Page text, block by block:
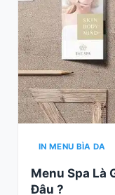
IN MENU BÌA DA
Menu Spa Là
Đâu ?